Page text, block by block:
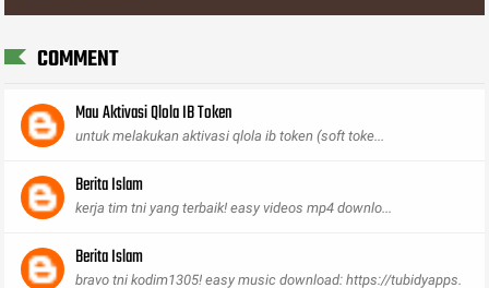
COMMENT
Mau Aktivasi Qlola IB Token
untuk melakukan aktivasi qlola ib token (soft toke...
Berita Islam
kerja tim tni yang terbaik! easy videos mp4 downlo...
Berita Islam
bravo tni kodim1305! easy music download: https://tubidyapps.